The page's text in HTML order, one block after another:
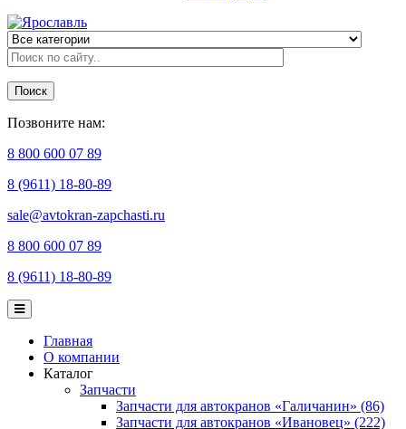
Поиск
Позвоните нам:
8 800 600 07 89
8 (9611) 18-80-89
sale@avtokran-zapchasti.ru
8 800 600 07 89
8 (9611) 18-80-89
Главная
О компании
Каталог
Запчасти
Запчасти для автокранов «Галичанин» (86)
Запчасти для автокранов «Ивановец» (222)